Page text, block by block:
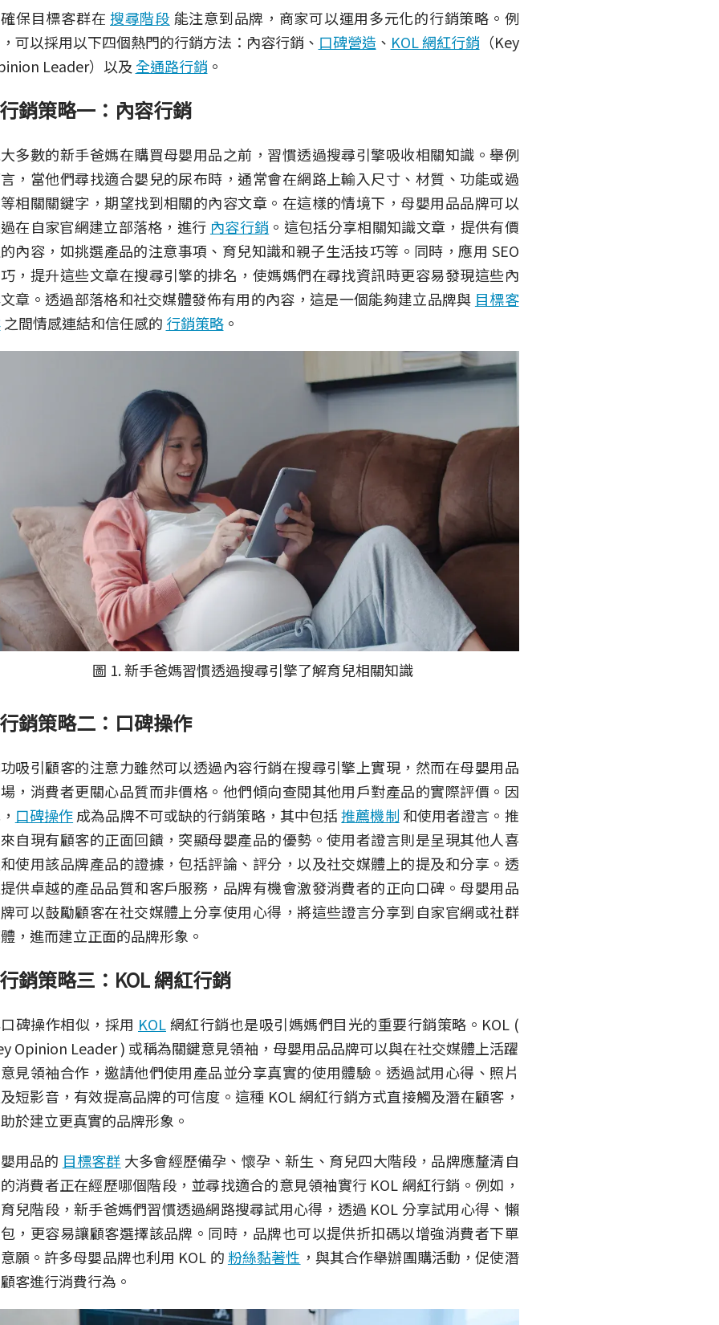
保目標客群在 搜尋階段 能注意到品牌，商家可以運用多元化的行銷策略。例
可以採用以下四個熱門的行銷方法：內容行銷、 口碑營造 、 KOL 網紅行銷 （Key
Leader）以及 全通路行銷 。
銷策略一：內容行銷
多數的新手爸媽在購買母嬰用品之前，習慣透過搜尋引擎吸收相關知識。舉例
，當他們尋找適合嬰兒的尿布時，通常會在網路上輸入尺寸、材質、功能或過
相關關鍵字，期望找到相關的內容文章。在這樣的情境下，母嬰用品品牌可以
在自家官網建立部落格，進行 內容行銷 。這包括分享相關知識文章，提供有價
內容，如挑選產品的注意事項、育兒知識和親子生活技巧等。同時，應用 SEO
，提升這些文章在搜尋引擎的排名，使媽媽們在尋找資訊時更容易發現這些內
章。透過部落格和社交媒體發佈有用的內容，這是一個能夠建立品牌與 目標客
之間情感連結和信任感的 行銷策略。
圖 1. 新手爸媽習慣透過搜尋引擎了解育兒相關知識
銷策略二：口碑操作
吸引顧客的注意力雖然可以透過內容行銷在搜尋引擎上實現，然而在母嬰用品
，消費者更關心品質而非價格。他們傾向查閱其他用戶對產品的實際評價。因
口碑操作成為品牌不可或缺的行銷策略，其中包括推薦機制 和使用者證言。推
自現有顧客的正面回饋，突顯母嬰產品的優勢。使用者證言則是呈現其他人喜
使用該品牌產品的證據，包括評論、評分，以及社交媒體上的提及和分享。透
供卓越的產品品質和客戶服務，品牌有機會激發消費者的正向口碑。母嬰用品
可以鼓勵顧客在社交媒體上分享使用心得，將這些證言分享到自家官網或社群
，進而建立正面的品牌形象。
銷策略三：KOL 網紅行銷
碑操作相似，採用 KOL網紅行銷也是吸引媽媽們目光的重要行銷策略。KOL (
Opinion Leader ) 或稱為關鍵意見領袖，母嬰用品品牌可以與在社交媒體上活躍
見領袖合作，邀請他們使用產品並分享真實的使用體驗。透過試用心得、照片
短影音，有效提高品牌的可信度。這種 KOL 網紅行銷方式直接觸及潛在顧客，
於建立更真實的品牌形象。
用品的 目標客群 大多會經歷備孕、懷孕、新生、育兒四大階段，品牌應釐清自
消費者正在經歷哪個階段，並尋找適合的意見領袖實行 KOL 網紅行銷。例如，
兒階段，新手爸媽們習慣透過網路搜尋試用心得，透過 KOL 分享試用心得、懶
，更容易讓顧客選擇該品牌。同時，品牌也可以提供折扣碼以增強消費者下單
願。許多母嬰品牌也利用 KOL 的粉絲黏著性 ，與其合作舉辦團購活動，促使潛
客進行消費行為。